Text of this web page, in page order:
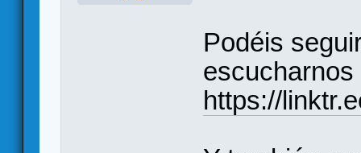
Podéis
https://